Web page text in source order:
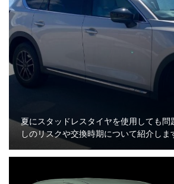
夏にスタッドレスタイヤを使用しても問
しのリスクや交換時期について紹介しま